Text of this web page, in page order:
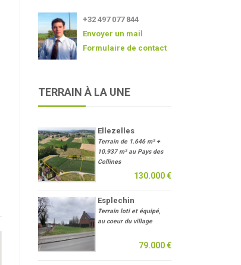
+32 497 077 844
Envoyer un mail
Formulaire de contact
TERRAIN À LA UNE
Ellezelles
Terrain de 1.646 m² +
10.937 m² au Pays des
Collines
130.000 €
Esplechin
Terrain loti et équipé,
au coeur du village
79.000 €